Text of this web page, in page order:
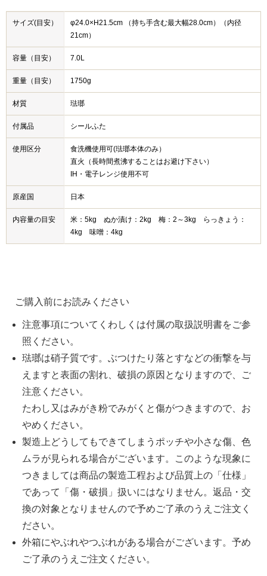
サイズ(目安）
φ24.0×H21.5cm （持ち手含む最大幅28.0cm）（内径
21cm）
容量（目安） 7.0L
重量（目安） 1750g
材質 琺瑯
付属品 シールふた
使用区分
食洗機使用可(琺瑯本体のみ）
直火（長時間煮沸することはお避け下さい）
IH・電子レンジ使用不可
原産国 日本
内容量の目安
米：5kg ぬか漬け：2kg 梅：2～3kg らっきょう：
4kg 味噌：4kg
ご購入前にお読みください
注意事項についてくわしくは付属の取扱説明書をご参
照ください。
琺瑯は硝子質です。ぶつけたり落とすなどの衝撃を与
えますと表面の割れ、破損の原因となりますので、ご
注意ください。
たわし又はみがき粉でみがくと傷がつきますので、お
やめください。
製造上どうしてもできてしまうポッチや小さな傷、色
ムラが見られる場合がございます。このような現象に
つきましては商品の製造工程および品質上の「仕様」
であって「傷・破損」扱いにはなりません。返品・交
換の対象となりませんので予めご了承のうえご注文く
ださい。
外箱にやぶれやつぶれがある場合がございます。予め
ご了承のうえご注文ください。